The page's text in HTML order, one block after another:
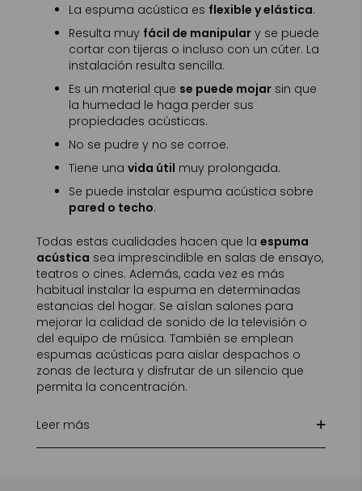
La espuma acústica es flexible y elástica.
Resulta muy fácil de manipular y se puede
cortar con tijeras o incluso con un cúter. La
instalación resulta sencilla.
Es un material que se puede mojar sin que
la humedad le haga perder sus
propiedades acústicas.
No se pudre y no se corroe.
Tiene una vida útil muy prolongada.
Se puede instalar espuma acústica sobre
pared o techo.
Todas estas cualidades hacen que la espuma
acústica sea imprescindible en salas de ensayo,
teatros o cines. Además, cada vez es más
habitual instalar la espuma en determinadas
estancias del hogar. Se aíslan salones para
mejorar la calidad de sonido de la televisión o
del equipo de música. También se emplean
espumas acústicas para aislar despachos o
zonas de lectura y disfrutar de un silencio que
permita la concentración.
Leer más